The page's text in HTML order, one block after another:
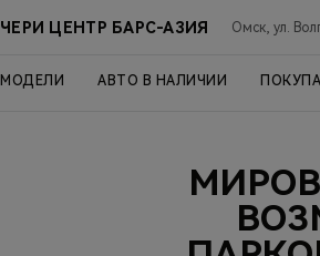
ЧЕРИ ЦЕНТР БАРС-АЗИЯ Омск, ул.
МОДЕЛИ АВТО В НАЛИЧИИ